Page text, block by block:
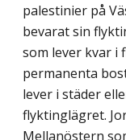
palestinier på
bevarat sin
som lever kvar i
permanenta
lever i städer
flyktinglägret.
Mellanöstern